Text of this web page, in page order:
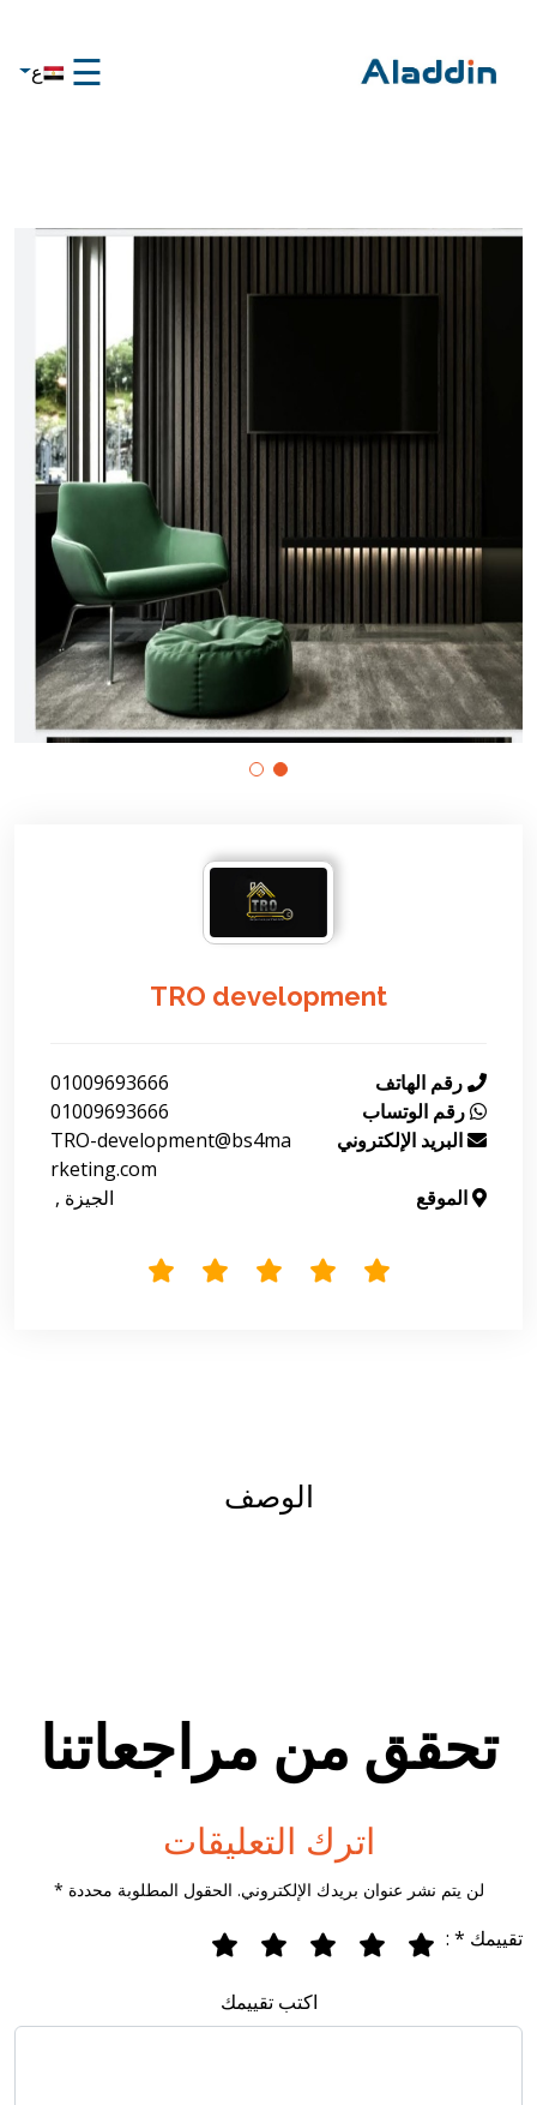
×
☰ ع
TRO development
رقم الهاتف
01009693666
رقم الوتساب
01009693666
البريد الإلكتروني
TRO-development@bs4ma
rketing.com
الموقع
الوصف
تحقق من مراجعاتنا
اترك التعليقات
لن يتم نشر عنوان بريدك الإلكتروني. الحقول المطلوبة محددة *
تقييمك * :
اكتب تقييمك